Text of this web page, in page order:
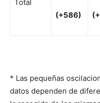
Total
(+586) (+
* Las pequeñas
datos dependen de